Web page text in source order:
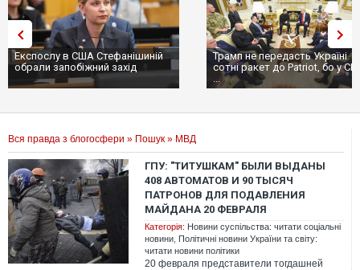
Експослу в США Стефанішиній
обрали запобіжний захід
Трамп не передасть Україні
сотні ракет до Patriot, бо у
...
Вся правда з блогосфери » Пошук » МВД
ГПУ: "ТИТУШКАМ" БЫЛИ ВЫДАНЫ
408 АВТОМАТОВ И 90 ТЫСЯЧ
ПАТРОНОВ ДЛЯ ПОДАВЛЕНИЯ
МАЙДАНА 20 ФЕВРАЛЯ
Категорія: Новини суспільства: читати соціальні
новини Політичні новини України та світу:
читати новини політики
20 февраля представители тогдашней